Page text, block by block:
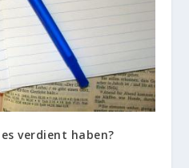
verdient haben?